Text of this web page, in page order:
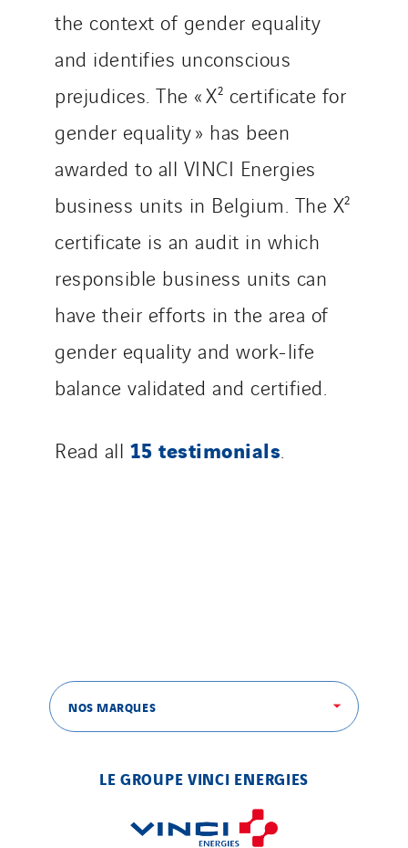
the context of gender equality
and identifies unconscious
prejudices. The « X² certificate for
gender equality » has been
awarded to all VINCI Energies
business units in Belgium. The X²
certificate is an audit in which
responsible business units can
have their efforts in the area of
gender equality and work-life
balance validated and certified.
Read all 15 testimonials
NOS MARQUES
LE GROUPE VINCI ENERGIES
Austria
Belgium
Czech Republic
Danemark
Germany
Indonesia
Italy
Morocco
Netherlands
Nordic countries
Poland
Portugal
Slovakia